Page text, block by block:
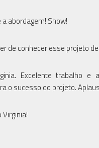
abordagem! Show!
de conhecer esse projeto
Excelente trabalho
o sucesso do projeto.